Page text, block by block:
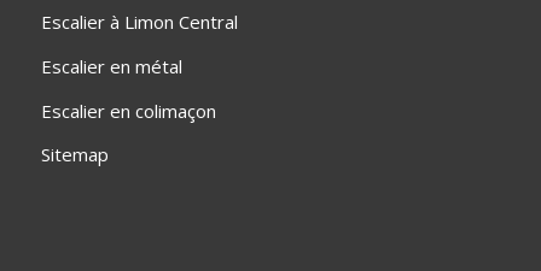
Escalier à Limon Central
Escalier en métal
Escalier en colimaçon
Sitemap